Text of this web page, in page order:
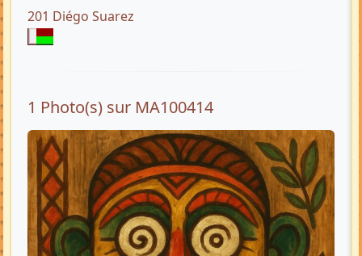
201 Diégo Suarez
1 Photo(s) sur MA100414